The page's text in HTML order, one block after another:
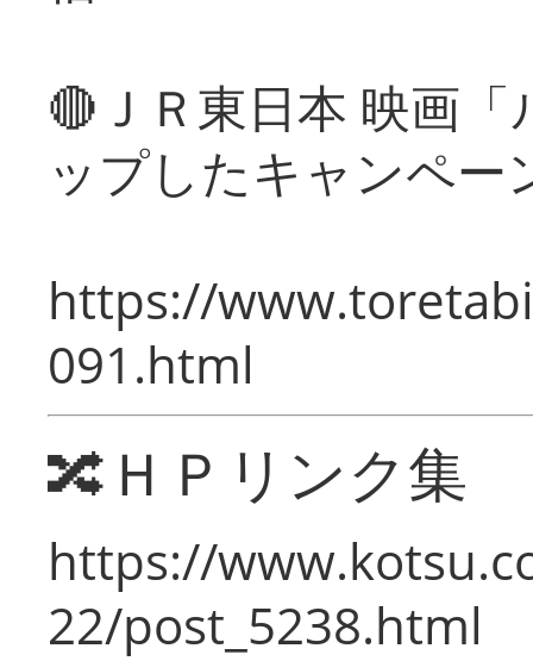
🔴ＪＲ東日本 映画
ップしたキャンペー
https://
091.html
🔀ＨＰリンク集
https://
22/post_5238.html